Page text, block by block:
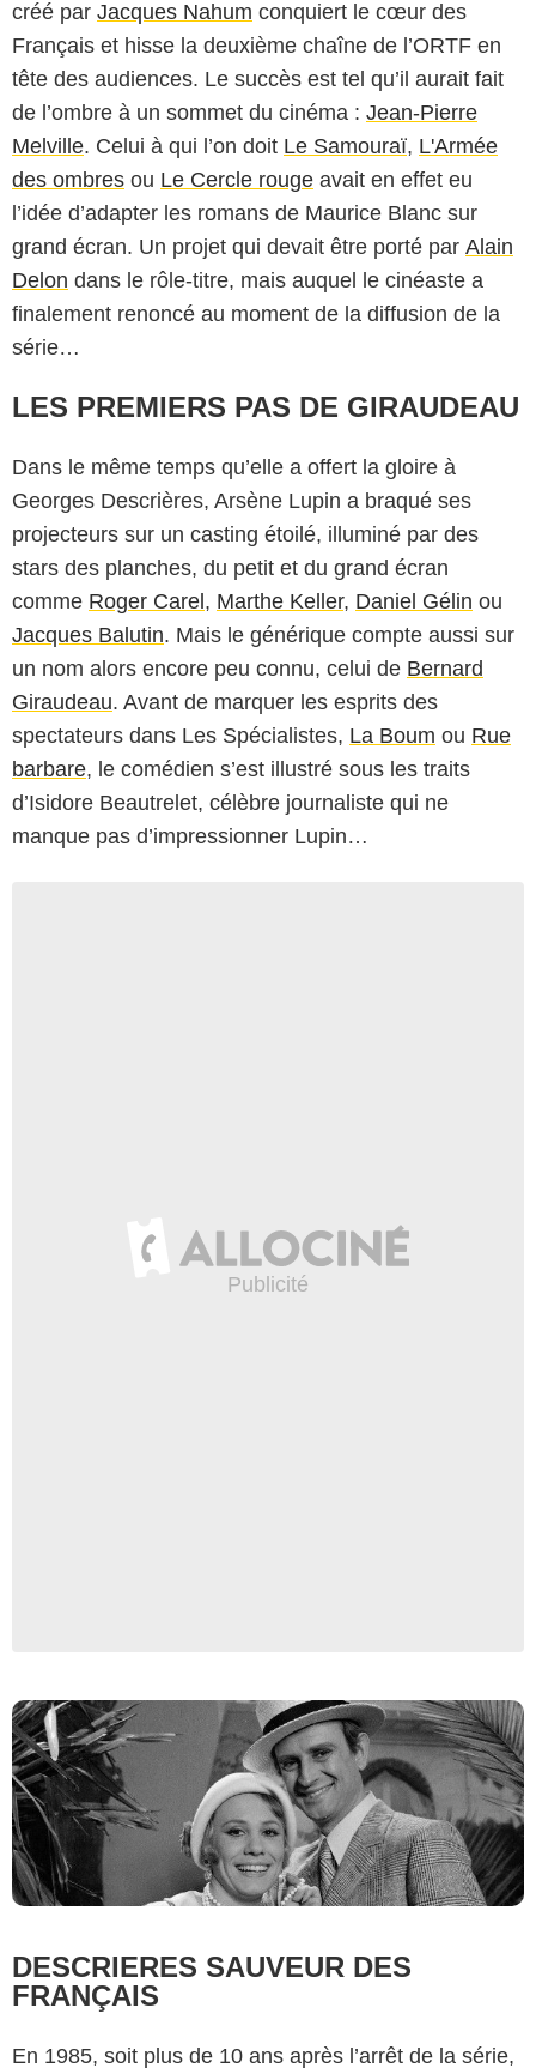
créé par Jacques Nahum conquiert le cœur des
Français et hisse la deuxième chaîne de l’ORTF en
tête des audiences. Le succès est tel qu’il aurait fait
de l’ombre à un sommet du cinéma : Jean-Pierre
Melville. Celui à qui l’on doit Le Samouraï, L'Armée
des ombres ou Le Cercle rouge avait en effet eu
l’idée d’adapter les romans de Maurice Blanc sur
grand écran. Un projet qui devait être porté par Alain
Delon dans le rôle-titre, mais auquel le cinéaste a
finalement renoncé au moment de la diffusion de la
série…
LES PREMIERS PAS DE GIRAUDEAU
Dans le même temps qu’elle a offert la gloire à
Georges Descrières, Arsène Lupin a braqué ses
projecteurs sur un casting étoilé, illuminé par des
stars des planches, du petit et du grand écran
comme Roger Carel , Marthe Keller, Daniel Gélin ou
Jacques Balutin. Mais le générique compte aussi sur
un nom alors encore peu connu, celui de Bernard
Giraudeau. Avant de marquer les esprits des
spectateurs dans Les Spécialistes, La Boum ou Rue
barbare, le comédien s’est illustré sous les traits
d’Isidore Beautrelet, célèbre journaliste qui ne
manque pas d’impressionner Lupin…
DESCRIERES SAUVEUR DES
FRANÇAIS
En 1985, soit plus de 10 ans après l’arrêt de la série,